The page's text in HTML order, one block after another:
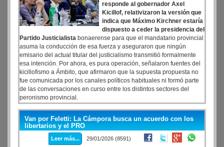
responde al gobernador Axel
Kicillof, relativizaron la versión que
indica que Máximo Kirchner estaría
dispuesto a ceder la presidencia del
Partido Justicialista bonaerense para que el mandatario provincial
asuma la conducción de esa fuerza y aseguraron que ningún
emisario del actual titular del justicialismo transmitió formalmente
esa intención. Por ahora, es pura operación, señalaron fuentes del
kicillofismo a Ámbito, que afirmaron que la supuesta propuesta no
fue comunicada por los canales políticos habituales ni formó parte
de las conversaciones en curso entre los distintos sectores del
peronismo provincial.
Van por Feletti: La Cámpora busca un acuerdo con los
libertarios y el PRO
Leer más... 29/01/2026 (8591)